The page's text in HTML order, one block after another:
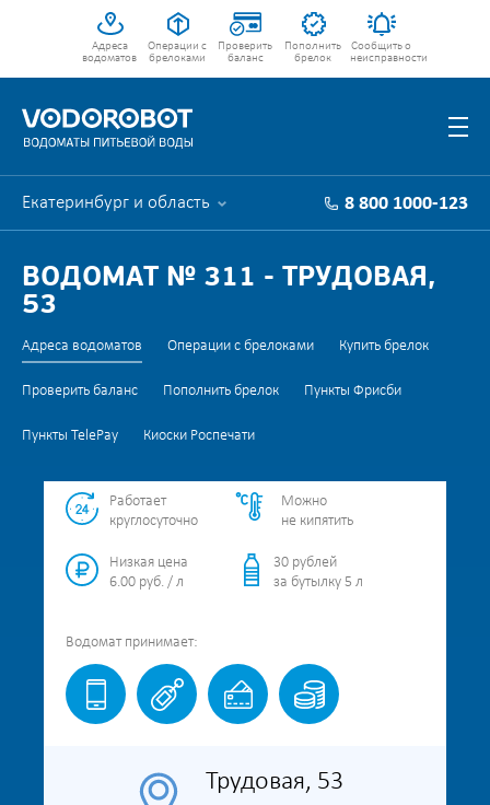
Адреса
водоматов
Операции с
брелоками
Проверить
баланс
Пополнить
брелок
Сообщить о
неисправности
Екатеринбург и область 8 800 1000-123
ВОДОМАТ № 311 - ТРУДОВАЯ,
53
Адреса водоматов Операции с брелоками Купить брелок
Проверить баланс Пополнить брелок Пункты Фрисби
Пункты TelePay Киоски Роспечати
Работает
круглосуточно
Можно
не кипятить
Низкая цена
6.00 руб. / л
30 рублей
за бутылку 5 л
Водомат принимает:
Трудовая, 53